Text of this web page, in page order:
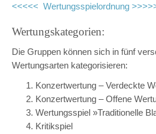
<<<<< Wertungsspielordnung
Wertungskategorien:
Die Gruppen können sich in fünf
Wertungsarten kategorisieren:
Konzertwertung – Verdeckte
Konzertwertung – Offene
Wertungsspiel »Traditionelle
Kritikspiel